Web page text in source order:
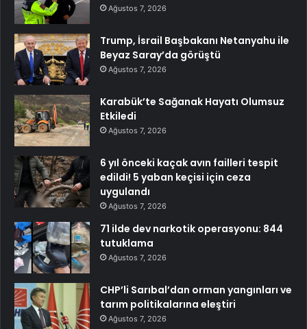
Ağustos 7, 2026
Trump, İsrail Başbakanı Netanyahu ile
Beyaz Saray’da görüştü
Ağustos 7, 2026
Karabük’te Sağanak Hayatı Olumsuz
Etkiledi
Ağustos 7, 2026
6 yıl önceki kaçak avın failleri tespit
edildi! 5 yaban keçisi için ceza
uygulandı
Ağustos 7, 2026
71 ilde dev narkotik operasyonu: 844
tutuklama
Ağustos 7, 2026
CHP’li Sarıbal’dan orman yangınları ve
tarım politikalarına eleştiri
Ağustos 7, 2026